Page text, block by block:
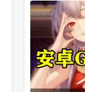
公会会长闲置
地牢折相思版